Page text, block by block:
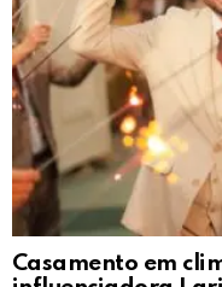
Casamento em